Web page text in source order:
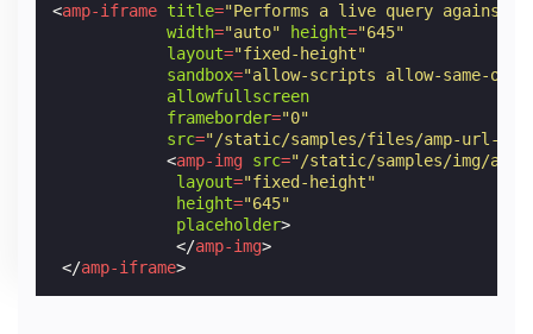
<amp-iframe title="Performs a live query against
width="auto" height="645"
layout="fixed-height"
sandbox="allow-scripts allow-same-
allowfullscreen
frameborder="0"
src="/static/samples/files/amp-url-
<amp-img src="/static/samples/img/
layout="fixed-height"
height="645"
placeholder>
</amp-img>
</amp-iframe>